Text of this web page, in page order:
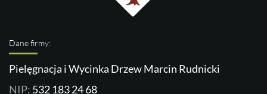
Dane firmy:
Pielęgnacja i Wycinka Drzew Marcin Rudnicki
NIP: 532 183 24 68